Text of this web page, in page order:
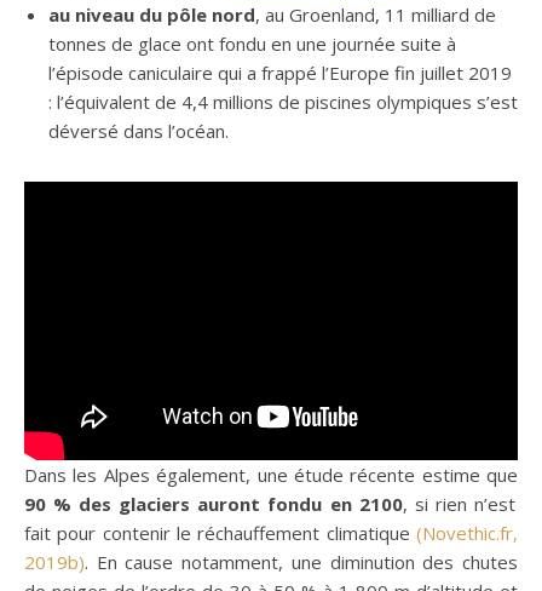
au niveau du pôle nord, au Groenland, 11 milliard de
tonnes de glace ont fondu en une journée suite à
l’épisode caniculaire qui a frappé l’Europe fin juillet 2019
: l’équivalent de 4,4 millions de piscines olympiques s’est
déversé dans l’océan.
Dans les Alpes également, une étude récente estime que
90 % des glaciers auront fondu en 2100, si rien n’est
fait pour contenir le réchauffement climatique (Novethic.fr,
2019b). En cause notamment, une diminution des chutes